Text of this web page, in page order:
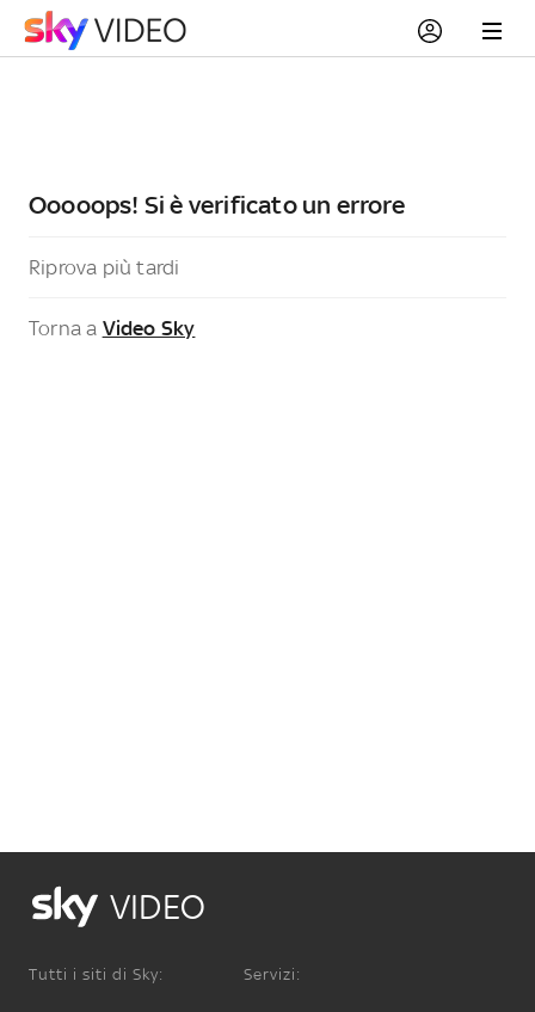
Ooooops! Si è verificato un errore
Riprova più tardi
Torna a Video Sky
VIDEO
Tutti i siti di Sky: Servizi: